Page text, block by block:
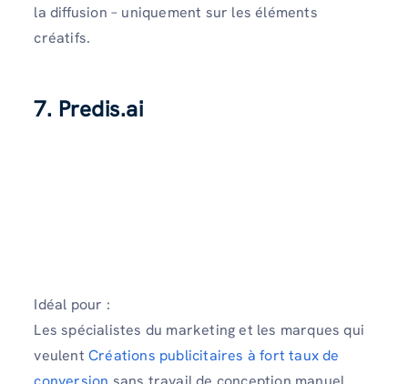
la diffusion – uniquement sur les éléments
créatifs.
7. Predis.ai
Idéal pour :
Les spécialistes du marketing et les marques qui
veulent Créations publicitaires à fort taux de